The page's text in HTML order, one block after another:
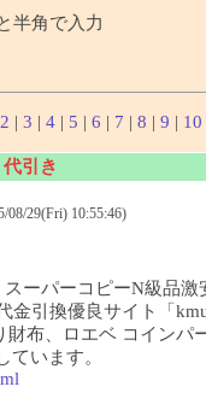
半角で入力
2 | 3 | 4 | 5 | 6 | 7 | 8 | 9 | 10
引き
08/29(Fri) 10:55:46)
ーパーコピーN級品激
金引換優良サイト「
布、ロエベ コイン
います。